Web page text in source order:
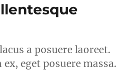
a posuere laoreet.
eget posuere massa.